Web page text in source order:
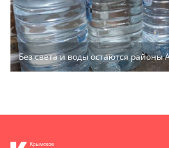
Без света и воды остаются